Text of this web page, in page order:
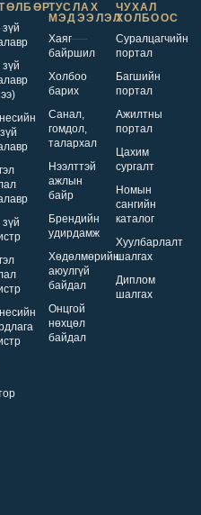
ТУСЛАХ
МЭДЭЭЛЭЛ
Хаяг
байршил
Холбоо
барих
Санал,
гомдол,
талархал
Нээлттэй
ажлын
байр
Брендийн
удирдамж
Хөдөлмөрийн
аюулгүй
байдал
Онцгой
нөхцөл
байдал
ЧУХАЛ
ХОЛБООС
Суралцагчийн
портал
Багшийн
портал
Ажилтны
портал
Цахим
сургалт
Номын
сангийн
каталог
Хуулбарлалт
шалгах
Диплом
шалгах